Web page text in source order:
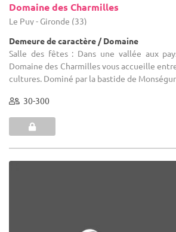
Domaine des Charmilles
Le Puy - Gironde (33)
Demeure de caractère / Domaine
Salle des fêtes : Dans une vallée aux
Domaine des Charmilles vous accueille
cultures. Dominé par la bastide de
30-300